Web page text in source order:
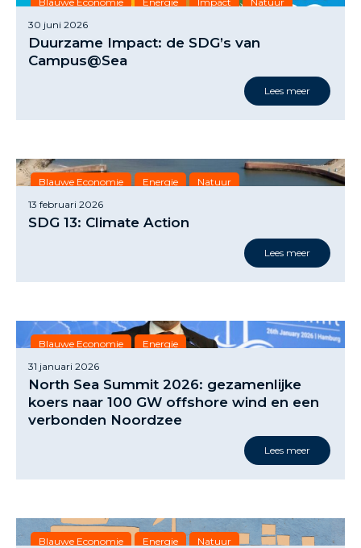
SDG
Voedsel
30 juni 2026
Duurzame Impact: de SDG’s van
Campus@Sea
Lees meer
Blauwe Economie Energie
Natuur
13 februari 2026
SDG 13: Climate Action
Lees meer
Blauwe Economie
Energie
31 januari 2026
North Sea Summit 2026: gezamenlijke
koers naar 100 GW offshore wind en een
verbonden Noordzee
Lees meer
Blauwe Economie Energie
Natuur